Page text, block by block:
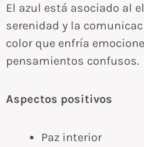
El azul está asociado al
serenidad y la
color que enfría
pensamientos confusos.
Aspectos positivos
Paz interior